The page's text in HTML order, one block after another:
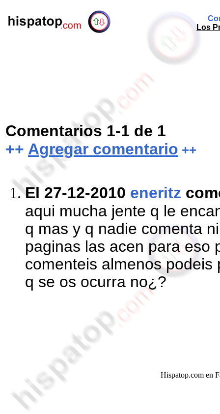
Los
Comentarios 1-1 de 1
++ Agregar comentario ++
El 27-12-2010 eneritz
aqui mucha jente q le
q mas y q nadie comenta
paginas las acen para eso
comenteis almenos
q se os ocurra no¿?
Hispatop.com en